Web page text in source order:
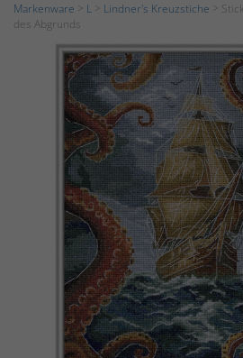
Markenware L Lindner's Kreuzstiche >
des Abgrunds